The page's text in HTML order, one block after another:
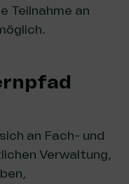
Teilnahme an
an Fach- und
Verwaltung,